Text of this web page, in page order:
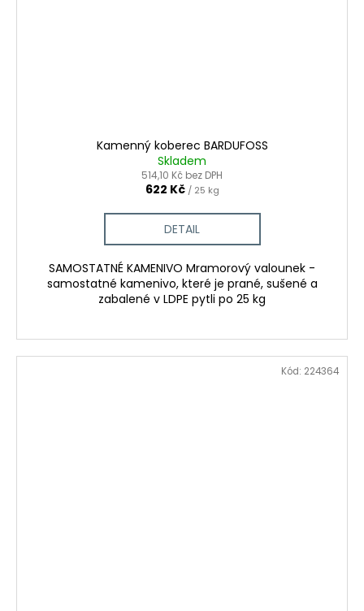
Kamenný koberec BARDUFOSS
Skladem
514,10 Kč bez DPH
622 Kč / 25 kg
DETAIL
SAMOSTATNÉ KAMENIVO Mramorový valounek -
samostatné kamenivo, které je prané, sušené a
zabalené v LDPE pytli po 25 kg
Kód: 224364